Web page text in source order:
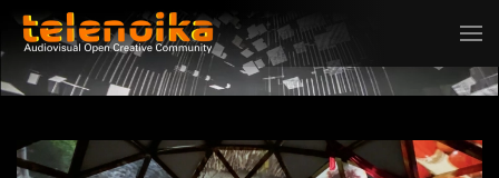
Ir al contenido principal